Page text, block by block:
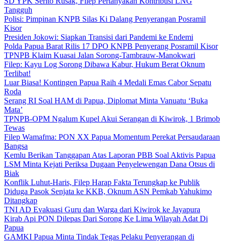
Tangguh
Polisi: Pimpinan KNPB Silas Ki Dalang Penyerangan Posramil
Kisor
Presiden Jokowi: Siapkan Transisi dari Pandemi ke Endemi
Polda Papua Barat Rilis 17 DPO KNPB Penyerang Posramil Kisor
TPNPB Klaim Kuasai Jalan Sorong-Tambrauw-Manokwari
Filep: Kayu Log Sorong Dibawa Kabur, Hukum Berat Oknum
Terlibat!
Luar Biasa! Kontingen Papua Raih 4 Medali Emas Cabor Sepatu
Roda
Serang RI Soal HAM di Papua, Diplomat Minta Vanuatu ‘Buka
Mata’
TPNPB-OPM Ngalum Kupel Akui Serangan di Kiwirok, 1 Brimob
Tewas
Filep Wamafma: PON XX Papua Momentum Perekat Persaudaraan
Bangsa
Kemlu Berikan Tanggapan Atas Laporan PBB Soal Aktivis Papua
LSM Minta Kejati Periksa Dugaan Penyelewengan Dana Otsus di
Biak
Konflik Luhut-Haris, Filep Harap Fakta Terungkap ke Publik
Diduga Pasok Senjata ke KKB, Oknum ASN Pemkab Yahukimo
Ditangkap
TNI AD Evakuasi Guru dan Warga dari Kiwirok ke Jayapura
Kirab Api PON Dilepas Dari Sorong Ke Lima Wilayah Adat Di
Papua
GAMKI Papua Minta Tindak Tegas Pelaku Penyerangan di